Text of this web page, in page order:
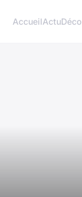
AccueilActuDéco